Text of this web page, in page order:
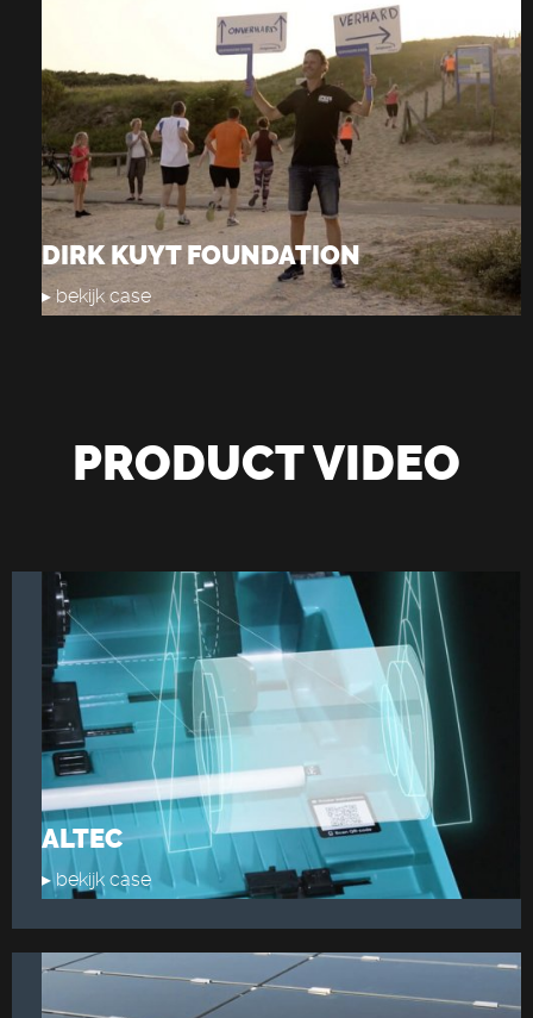
DIRK KUYT FOUNDATION
▸ bekijk case
PRODUCT VIDEO
ALTEC
▸ bekijk case